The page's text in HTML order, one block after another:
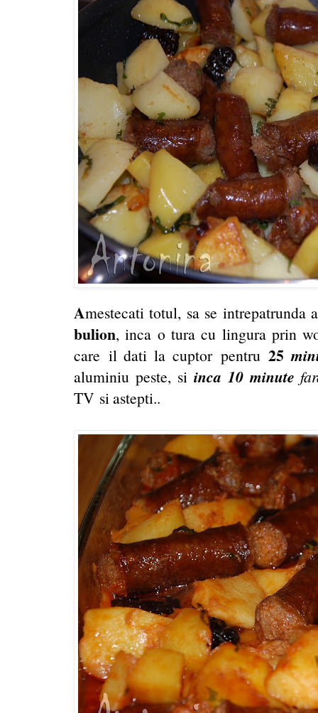
Amestecati totul, sa se
bulion, inca o tura cu lingura prin
care il dati la cuptor pentru25
aluminiu peste, si inca 10 minute
TV si astepti..